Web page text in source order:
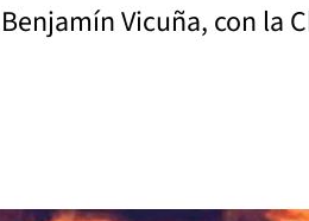
Vicuña, con la